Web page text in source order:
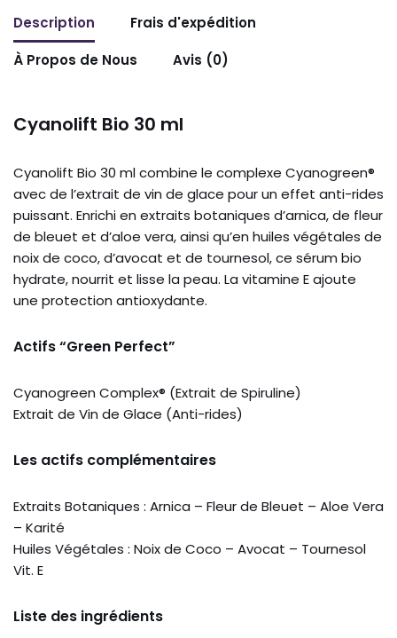
Description
Frais d'expédition
À Propos de Nous
Avis (0)
Cyanolift Bio 30 ml
Cyanolift Bio 30 ml combine le complexe Cyanogreen®
avec de l’extrait de vin de glace pour un effet anti-rides
puissant. Enrichi en extraits botaniques d’arnica, de fleur
de bleuet et d’aloe vera, ainsi qu’en huiles végétales de
noix de coco, d’avocat et de tournesol, ce sérum bio
hydrate, nourrit et lisse la peau. La vitamine E ajoute
une protection antioxydante.
Actifs “Green Perfect”
Cyanogreen Complex® (Extrait de Spiruline)
Extrait de Vin de Glace (Anti-rides)
Les actifs complémentaires
Extraits Botaniques : Arnica – Fleur de Bleuet – Aloe Vera
– Karité
Huiles Végétales : Noix de Coco – Avocat – Tournesol
Vit. E
Liste des ingrédients